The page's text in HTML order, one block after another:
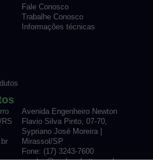
Fale Conosco
Trabalhe Conosco
Informações técnicas
Avenida Engenheiro Newton
Flavio Silva Pinto, 07-70,
Sypriano José Moreira |
Mirassol/SP
Fone: (17) 3243-7600
vendas@werk-schott.com.br